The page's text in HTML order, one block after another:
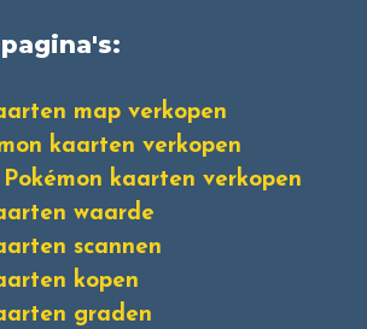
map verkopen
kaarten verkopen
kaarten verkopen
waarde
scannen
kopen
graden